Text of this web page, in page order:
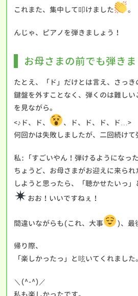
これまた、集中して叩けました
。
んじゃ、ピアノを弾きましょう！
お母さまの前でも弾き
たとえ、「ド」だけとは言え、さっ
鍵盤を外すことなく、弾くのは難し
を見ながら。
<♪ド、ド、
、ド、ド、ド、ド…>
何回かは失敗しましたが、二回続けて
私:「すごいやん！弾けるようになった
ちょうど、お母さまがお迎えに来ら
しようと思ったら、「聴かせたいっ」
おお！いいですねぇ！
間違いながらも(これ、大事 )、最
帰り際、
「楽しかったっ」と呟いてくれました。
＼(^-^)／